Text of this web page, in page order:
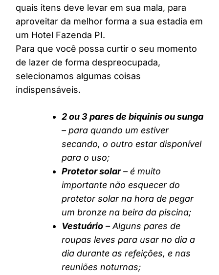
quais itens deve levar em sua mala, para
aproveitar da melhor forma a sua estadia em
um Hotel Fazenda PI.
Para que você possa curtir o seu momento
de lazer de forma despreocupada,
selecionamos algumas coisas
indispensáveis.
2 ou 3 pares de biquinis ou sunga
– para quando um estiver
secando, o outro estar disponível
para o uso;
Protetor solar– é muito
importante não esquecer do
protetor solar na hora de pegar
um bronze na beira da piscina;
Vestuário – Alguns pares de
roupas leves para usar no dia a
dia durante as refeições, e nas
reuniões noturnas;